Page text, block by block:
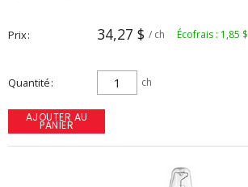
Prix 34,27 $ / ch Écofrais : 1,85 $
Quantité ch
AJOUTER AU
PANIER